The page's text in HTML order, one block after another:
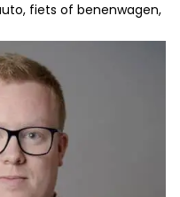
fiets of benenwagen,